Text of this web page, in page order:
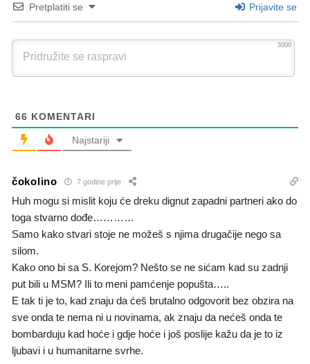
Pretplatiti se Prijavite se
3000
66 KOMENTARI
Najstariji
čokolino 7 godine prije
Huh mogu si mislit koju će dreku dignut zapadni partneri ako do
toga stvarno dođe…………
Samo kako stvari stoje ne možeš s njima drugačije nego sa
silom.
Kako ono bi sa S. Korejom? Nešto se ne sićam kad su zadnji
put bili u MSM? Ili to meni pamćenje popušta…..
E tak ti je to, kad znaju da ćeš brutalno odgovorit bez obzira na
sve onda te nema ni u novinama, ak znaju da nećeš onda te
bombarduju kad hoće i gdje hoće i još poslije kažu da je to iz
ljubavi i u humanitarne svrhe.